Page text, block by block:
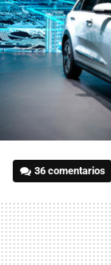
36 comentarios